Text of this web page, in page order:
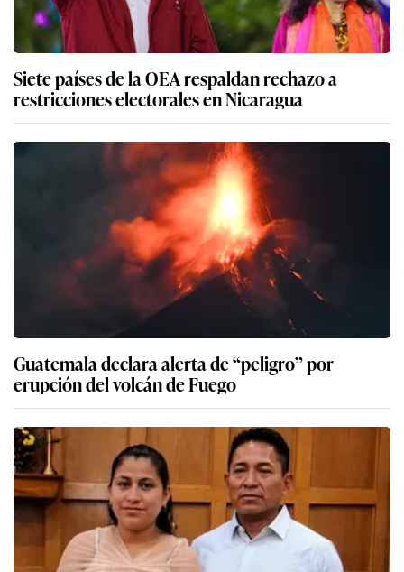
Siete países de la OEA respaldan rechazo a
restricciones electorales en Nicaragua
Guatemala declara alerta de “peligro” por
erupción del volcán de Fuego